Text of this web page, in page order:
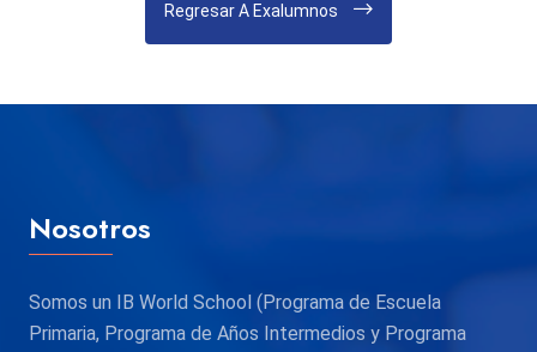
Regresar A Exalumnos
Nosotros
Somos un IB World School (Programa de Escuela
Primaria, Programa de Años Intermedios y Programa